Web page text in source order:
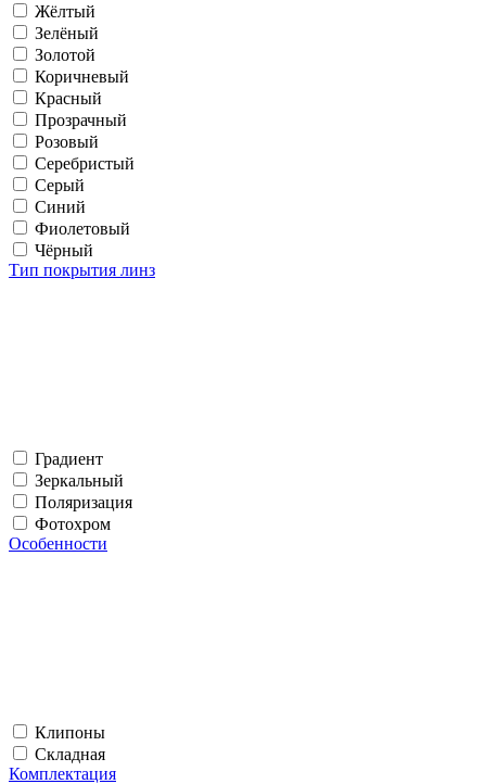
Жёлтый
Зелёный
Золотой
Коричневый
Красный
Прозрачный
Розовый
Серебристый
Серый
Синий
Фиолетовый
Чёрный
Тип покрытия линз
Градиент
Зеркальный
Поляризация
Фотохром
Особенности
Клипоны
Складная
Комплектация